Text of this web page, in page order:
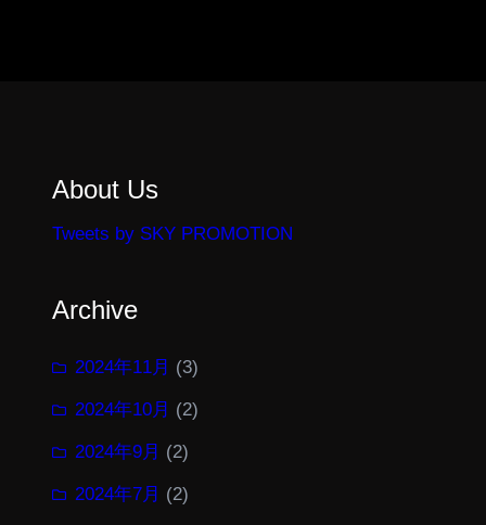
About Us
Tweets by SKY PROMOTION
Archive
2024年11月 (3)
2024年10月 (2)
2024年9月 (2)
2024年7月 (2)